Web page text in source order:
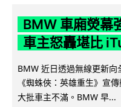
BMW 車廂熒幕
車主怒轟堪比
BMW 近日透過無線更新
《蜘蛛俠：英雄重生》宣
大批車主不滿。BMW 早...